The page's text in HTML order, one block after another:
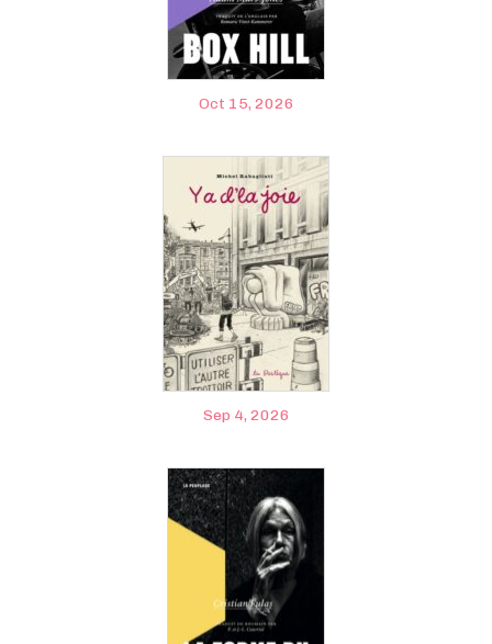
Oct 15, 2026
Sep 4, 2026